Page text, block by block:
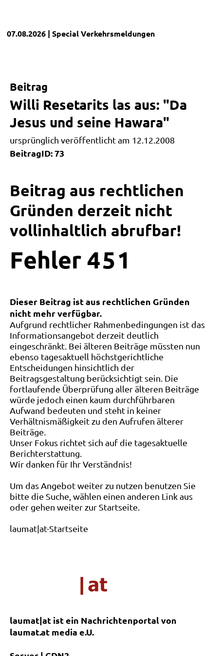
07.08.2026 | SpecialVerkehrsmeldungen
Beitrag
Willi Resetarits las aus: "Da
Jesus und seine Hawara"
ursprünglich veröffentlicht am 12.12.2008
BeitragID: 73
Beitrag aus rechtlichen
Gründen derzeit nicht
vollinhaltlich abrufbar!
Fehler 4 5 1
Dieser Beitrag ist aus rechtlichen Gründen
nicht mehr verfügbar.
Aufgrund rechtlicher Rahmenbedingungen ist das
Informationsangebot derzeit deutlich
eingeschränkt. Bei älteren Beiträge müssten nun
ebenso tagesaktuell höchstgerichtliche
Entscheidungen hinsichtlich der
Beitragsgestaltung berücksichtigt sein. Die
fortlaufende Überprüfung aller älteren Beiträge
würde jedoch einen kaum durchführbaren
Aufwand bedeuten und steht in keiner
Verhältnismäßigkeit zu den Aufrufen älterer
Beiträge.
Unser Fokus richtet sich auf die tagesaktuelle
Berichterstattung.
Wir danken für Ihr Verständnis!
Um das Angebot weiter zu nutzen benutzen Sie
bitte die Suche, wählen einen anderen Link aus
oder gehen weiter zur Startseite.
laumat|at-Startseite
laumat|at ist ein Nachrichtenportal von
laumat.at media e.U.